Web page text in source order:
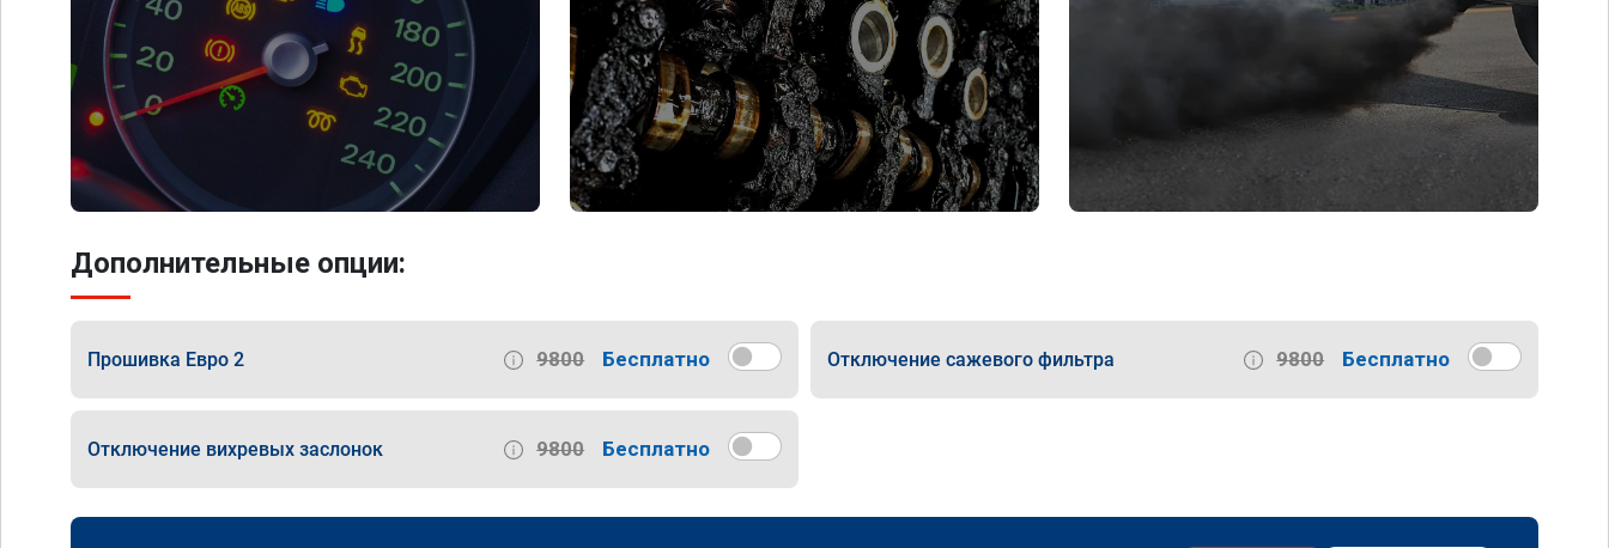
Дополнительные опции:
Прошивка Евро 2 9800 Бесплатно Отключение сажевого фильтра 9800 Бесплатно
Отключение вихревых заслонок 9800 Бесплатно